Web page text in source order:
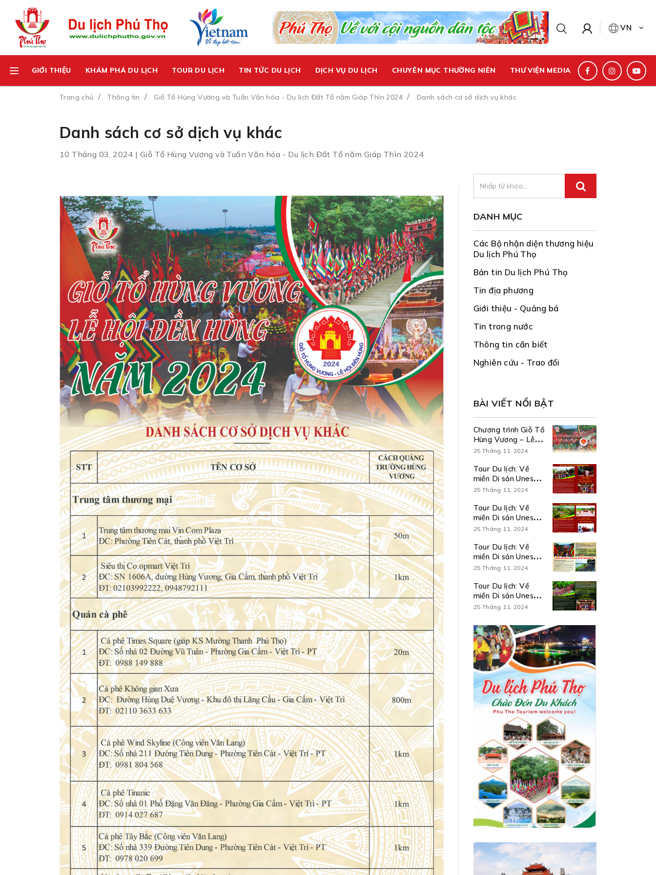
VN
GIỚI THIỆU KHÁM PHÁ DU LỊCH TOUR DU LỊCH TIN TỨC DU LỊCH DỊCH VỤ DU LỊCH CHUYÊN MỤC THƯỜNG NIÊN THƯ VIỆN MEDIA
Trang chủ Thông tin Giỗ Tổ Hùng Vương và Tuần Văn hóa - Du lịch Đất Tổ năm Giáp Thìn 2024 Danh sách cơ sở dịch vụ khác
Danh sách cơ sở dịch vụ khác
10 Tháng 03, 2024 | Giỗ Tổ Hùng Vương và Tuần Văn hóa - Du lịch Đất Tổ năm Giáp Thìn 2024
DANH MỤC
Các Bộ nhận diện thương hiệu
Du lịch Phú Thọ
Bản tin Du lịch Phú Thọ
Tin địa phương
Giới thiệu - Quảng bá
Tin trong nước
Thông tin cần biết
Nghiên cứu - Trao đổi
BÀI VIẾT NỔI BẬT
Chương trình Giỗ Tổ
Hùng Vương – Lễ
hội Đền Hùng và
lịch Đất Tổ năm
Giáp Thìn 2024
25 Tháng 11, 2024
Tour Du lịch: Về
miền Di sản Unesco
ghi danh 01 ngày số
25 Tháng 11, 2024
Tour Du lịch: Về
miền Di sản Unesco
ghi danh 01 ngày số
25 Tháng 11, 2024
Tour Du lịch: Về
miền Di sản Unesco
ghi danh 02 ngày
25 Tháng 11, 2024
Tour Du lịch: Về
miền Di sản Unesco
ghi danh 03 ngày
25 Tháng 11, 2024